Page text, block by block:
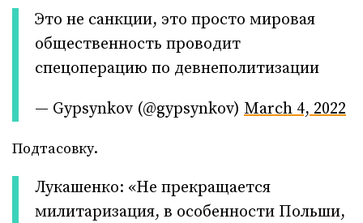
Это не санкции, это просто мировая
общественность проводит
спецоперацию по девнеполитизации
— Gypsуnkov (@gypsynkov) March 4, 2022
Подтасовку.
Лукашенко: «Не прекращается
милитаризация, в особенности Польши,